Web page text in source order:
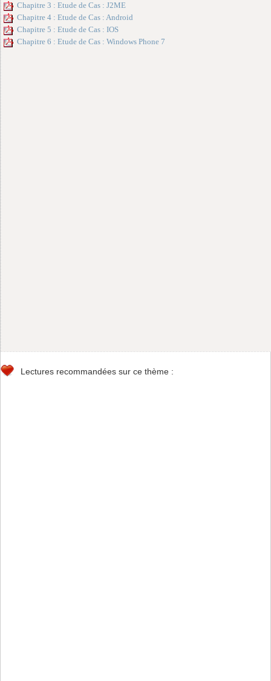
Chapitre 3 : Etude de Cas : J2ME
Chapitre 4 : Etude de Cas : Android
Chapitre 5 : Etude de Cas : IOS
Chapitre 6 : Etude de Cas : Windows Phone 7
Lectures recommandées sur ce thème :